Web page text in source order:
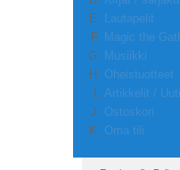
Lautapelit
Magic the
Musiikki
Oheistuotteet
Artikkelit /
Ostoskori
Oma tili